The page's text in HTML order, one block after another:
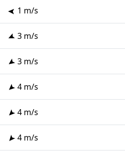
1 m/s
3 m/s
3 m/s
4 m/s
4 m/s
4 m/s